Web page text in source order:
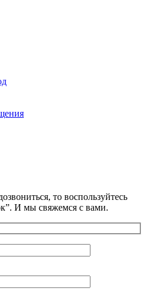
то воспользуйтесь
И мы свяжемся с вами.